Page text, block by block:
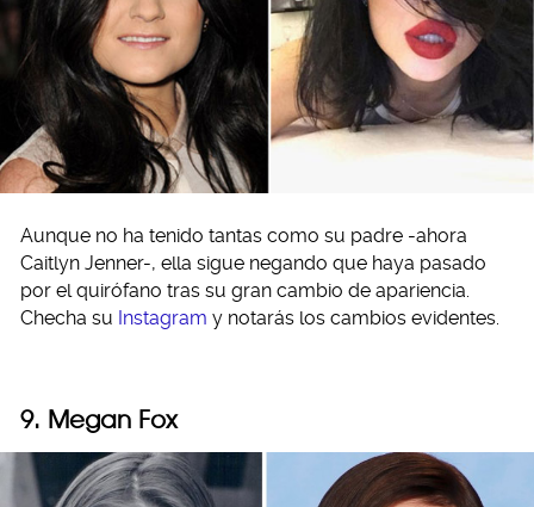
Aunque no ha tenido tantas como su padre -ahora
Caitlyn Jenner-, ella sigue negando que haya pasado
por el quirófano tras su gran cambio de apariencia.
Checha su Instagram y notarás los cambios evidentes.
9. Megan Fox